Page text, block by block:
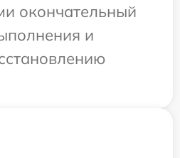
окончательный
и